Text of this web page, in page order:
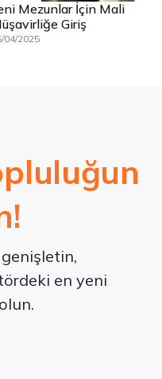
Mezunlar İçin Mali
Giriş
04/2025
genişletin,
en yeni